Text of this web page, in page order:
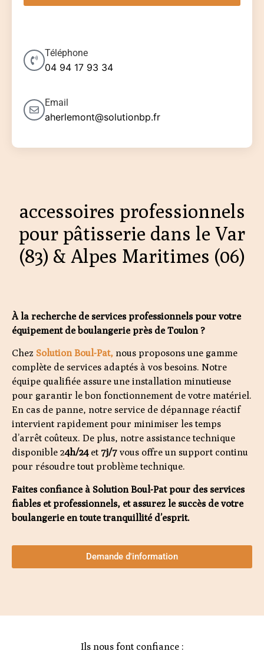
accessoires professionnels
pour pâtisserie dans le Var
(83) & Alpes Maritimes (06)
À la recherche de services professionnels pour votre
équipement de boulangerie près de Toulon ?
Chez Solution Boul-Pat, nous proposons une gamme
complète de services adaptés à vos besoins. Notre
équipe qualifiée assure une installation minutieuse
pour garantir le bon fonctionnement de votre matériel.
En cas de panne, notre service de dépannage réactif
intervient rapidement pour minimiser les temps
d’arrêt coûteux. De plus, notre assistance technique
disponible 24h/24et 7j/7 vous offre un support continu
pour résoudre tout problème technique.
Faites confiance à Solution Boul-Pat pour des services
fiables et professionnels, et assurez le succès de votre
boulangerie en toute tranquillité d’esprit.
Demande d'information
Téléphone
04 94 17 93 34
Email
aherlemont@solutionbp.fr
Ils nous font confiance :